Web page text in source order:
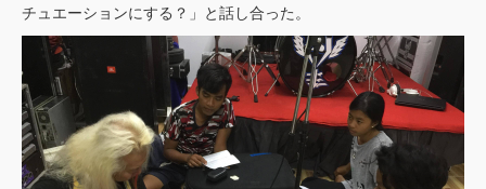
チュエーションにする？」と話し合った。